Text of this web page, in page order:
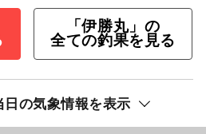
「伊勝丸」の
全ての釣果を見る
日の気象情報を表示